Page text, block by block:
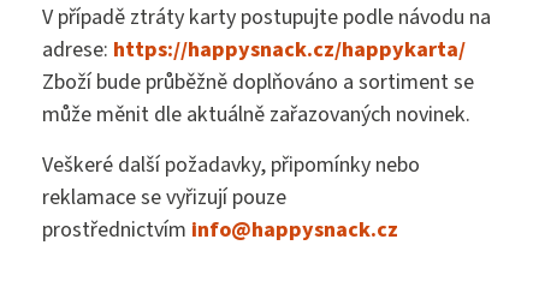
V případě ztráty karty postupujte podle návodu na
adrese: https://happysnack.cz/happykarta/
Zboží bude průběžně doplňováno a sortiment se
může měnit dle aktuálně zařazovaných novinek.
Veškeré další požadavky, připomínky nebo
reklamace se vyřizují pouze
prostřednictvím info@happysnack.cz